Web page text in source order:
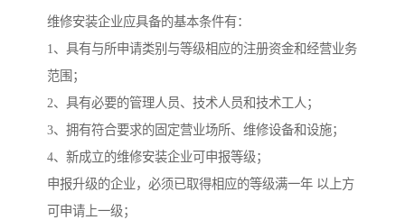
维修安装企业应具备的基本条件有：
1、具有与所申请类别与等级相应的注册资金和经营业务
范围；
2、具有必要的管理人员、技术人员和技术工人；
3、拥有符合要求的固定营业场所、维修设备和设施；
4、新成立的维修安装企业可申报等级；
申报升级的企业，必须已取得相应的等级满一年 以上方
可申请上一级；